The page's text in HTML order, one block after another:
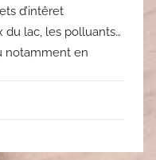
d’intêret
lac, les polluants…
notamment en